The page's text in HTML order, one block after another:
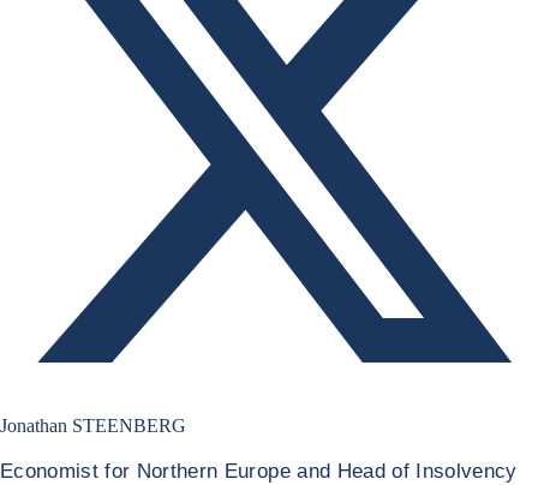
Jonathan STEENBERG
Economist for Northern Europe and Head of Insolvency